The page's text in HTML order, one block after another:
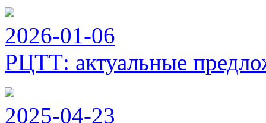
2026-01-06
РЦТТ: актуальные
2025-04-23